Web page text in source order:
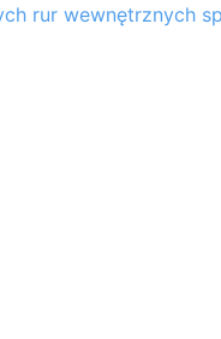
rur wewnętrznych